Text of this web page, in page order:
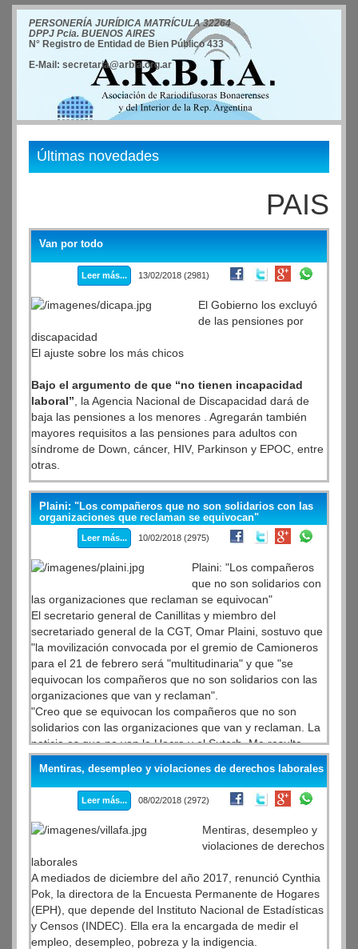
PERSONERÍA JURÍDICA MATRÍCULA 32264
DPPJ Pcia. BUENOS AIRES
N° Registro de Entidad de Bien Público 433
E-Mail: secretaria@arbia.org.ar
Últimas novedades
PAIS
Van por todo
Leer más... 13/02/2018 (2981)
El Gobierno los excluyó
de las pensiones por
discapacidad
El ajuste sobre los más chicos
Bajo el argumento de que “no tienen incapacidad
laboral” , la Agencia Nacional de Discapacidad dará de
baja las pensiones a los menores . Agregarán también
mayores requisitos a las pensiones para adultos con
síndrome de Down, cáncer, HIV, Parkinson y EPOC, entre
otras.
Plaini: "Los compañeros que no son solidarios con las
organizaciones que reclaman se equivocan"
Leer más... 10/02/2018 (2975)
Plaini: "Los compañeros
que no son solidarios con
las organizaciones que reclaman se equivocan"
El secretario general de Canillitas y miembro del
secretariado general de la CGT, Omar Plaini, sostuvo que
"la movilización convocada por el gremio de Camioneros
para el 21 de febrero será "multitudinaria" y que "se
equivocan los compañeros que no son solidarios con las
organizaciones que van y reclaman".
"Creo que se equivocan los compañeros que no son
solidarios con las organizaciones que van y reclaman. La
noticia es que no van la Uocra y el Suterh. Me resulta
extraño (lo de Suterh), lo conozco a Víctor (Santa María),
es un compañero al que el Gobierno le está apuntando.
Pero allí donde haya un reclamo de los sectores
populares los canillitas vamos a estar presentes", amplió
en declaraciones a Radio Cooperativa.
Mentiras, desempleo y violaciones de derechos laborales
Leer más... 08/02/2018 (2972)
Mentiras, desempleo y
violaciones de derechos
laborales
A mediados de diciembre del año 2017, renunció Cynthia
Pok, la directora de la Encuesta Permanente de Hogares
(EPH), que depende del Instituto Nacional de Estadísticas
y Censos (INDEC). Ella era la encargada de medir el
empleo, desempleo, pobreza y la indigencia.